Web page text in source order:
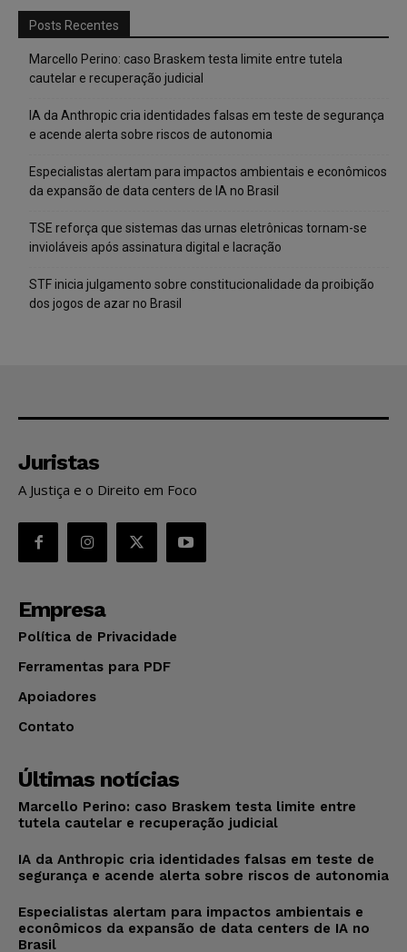
Posts Recentes
Marcello Perino: caso Braskem testa limite entre tutela
cautelar e recuperação judicial
IA da Anthropic cria identidades falsas em teste de segurança
e acende alerta sobre riscos de autonomia
Especialistas alertam para impactos ambientais e econômicos
da expansão de data centers de IA no Brasil
TSE reforça que sistemas das urnas eletrônicas tornam-se
invioláveis após assinatura digital e lacração
STF inicia julgamento sobre constitucionalidade da proibição
dos jogos de azar no Brasil
Juristas
A Justiça e o Direito em Foco
Empresa
Política de Privacidade
Ferramentas para PDF
Apoiadores
Contato
Últimas notícias
Marcello Perino: caso Braskem testa limite entre
tutela cautelar e recuperação judicial
IA da Anthropic cria identidades falsas em teste de
segurança e acende alerta sobre riscos de autonomia
Especialistas alertam para impactos ambientais e
econômicos da expansão de data centers de IA no
Brasil